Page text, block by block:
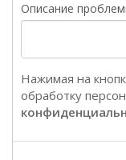
Описание
Нажимая на
обработку